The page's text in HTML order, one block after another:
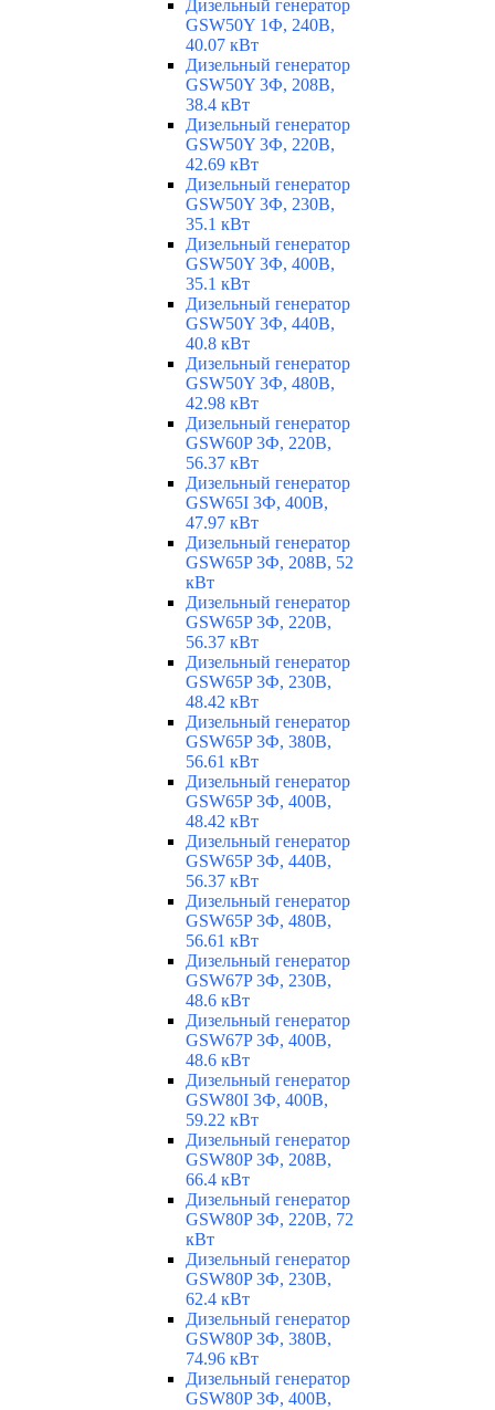
Дизельный генератор
GSW50Y 1Ф, 240В,
40.07 кВт
Дизельный генератор
GSW50Y 3Ф, 208В,
38.4 кВт
Дизельный генератор
GSW50Y 3Ф, 220В,
42.69 кВт
Дизельный генератор
GSW50Y 3Ф, 230В,
35.1 кВт
Дизельный генератор
GSW50Y 3Ф, 400В,
35.1 кВт
Дизельный генератор
GSW50Y 3Ф, 440В,
40.8 кВт
Дизельный генератор
GSW50Y 3Ф, 480В,
42.98 кВт
Дизельный генератор
GSW60P 3Ф, 220В,
56.37 кВт
Дизельный генератор
GSW65I 3Ф, 400В,
47.97 кВт
Дизельный генератор
GSW65P 3Ф, 208В, 52
кВт
Дизельный генератор
GSW65P 3Ф, 220В,
56.37 кВт
Дизельный генератор
GSW65P 3Ф, 230В,
48.42 кВт
Дизельный генератор
GSW65P 3Ф, 380В,
56.61 кВт
Дизельный генератор
GSW65P 3Ф, 400В,
48.42 кВт
Дизельный генератор
GSW65P 3Ф, 440В,
56.37 кВт
Дизельный генератор
GSW65P 3Ф, 480В,
56.61 кВт
Дизельный генератор
GSW67P 3Ф, 230В,
48.6 кВт
Дизельный генератор
GSW67P 3Ф, 400В,
48.6 кВт
Дизельный генератор
GSW80I 3Ф, 400В,
59.22 кВт
Дизельный генератор
GSW80P 3Ф, 208В,
66.4 кВт
Дизельный генератор
GSW80P 3Ф, 220В, 72
кВт
Дизельный генератор
GSW80P 3Ф, 230В,
62.4 кВт
Дизельный генератор
GSW80P 3Ф, 380В,
74.96 кВт
Дизельный генератор
GSW80P 3Ф, 400В,